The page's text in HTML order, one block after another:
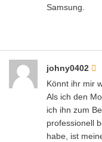
Samsung.
johny0402
Könnt ihr mir
Als ich den
ich ihn zum
professionell
habe, ist